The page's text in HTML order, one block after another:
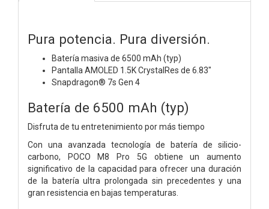
Pura potencia. Pura diversión.
Batería masiva de 6500 mAh (typ)
Pantalla AMOLED 1.5K CrystalRes de 6.83"
Snapdragon® 7s Gen 4
Batería de 6500 mAh (typ)
Disfruta de tu entretenimiento por más tiempo
Con una avanzada tecnología de batería de silicio-
carbono, POCO M8 Pro 5G obtiene un aumento
significativo de la capacidad para ofrecer una duración
de la batería ultra prolongada sin precedentes y una
gran resistencia en bajas temperaturas.